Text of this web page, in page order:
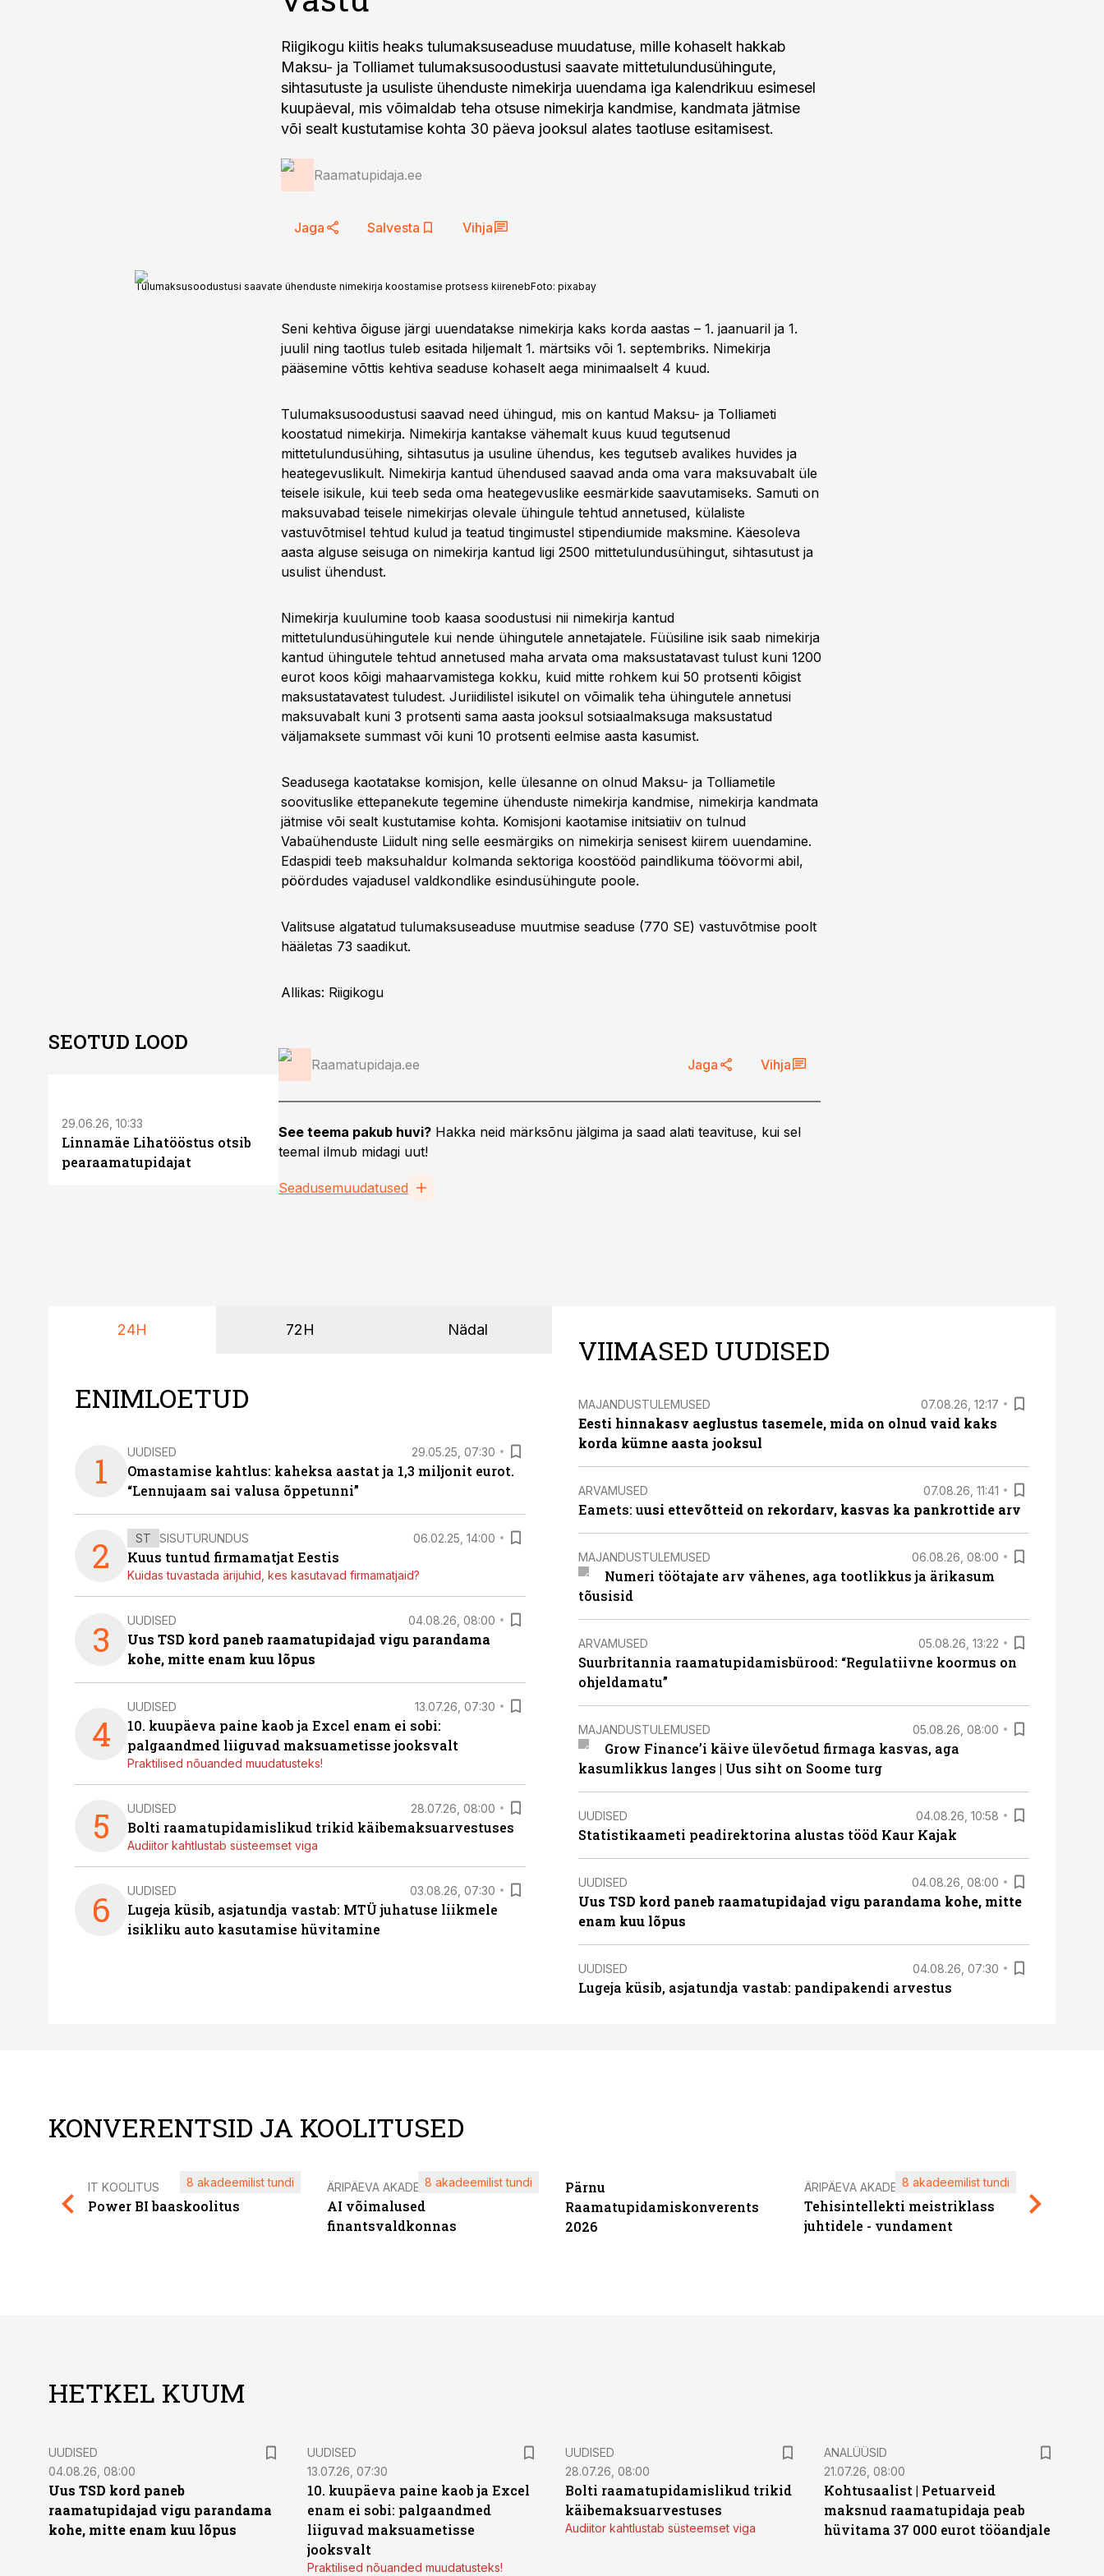
Riigikogu kiitis heaks tulumaksuseaduse muudatuse, mille kohaselt hakkab
Maksu- ja Tolliamet tulumaksusoodustusi saavate mittetulundusühingute,
sihtasutuste ja usuliste ühenduste nimekirja uuendama iga kalendrikuu esimesel
kuupäeval, mis võimaldab teha otsuse nimekirja kandmise, kandmata jätmise
või sealt kustutamise kohta 30 päeva jooksul alates taotluse esitamisest.
Raamatupidaja.ee
Jaga Salvesta Vihja
Tulumaksusoodustusi saavate ühenduste nimekirja koostamise protsess kiirenebFoto: pixabay
Seni kehtiva õiguse järgi uuendatakse nimekirja kaks korda aastas – 1. jaanuaril ja 1.
juulil ning taotlus tuleb esitada hiljemalt 1. märtsiks või 1. septembriks. Nimekirja
pääsemine võttis kehtiva seaduse kohaselt aega minimaalselt 4 kuud.
Tulumaksusoodustusi saavad need ühingud, mis on kantud Maksu- ja Tolliameti
koostatud nimekirja. Nimekirja kantakse vähemalt kuus kuud tegutsenud
mittetulundusühing, sihtasutus ja usuline ühendus, kes tegutseb avalikes huvides ja
heategevuslikult. Nimekirja kantud ühendused saavad anda oma vara maksuvabalt üle
teisele isikule, kui teeb seda oma heategevuslike eesmärkide saavutamiseks. Samuti on
maksuvabad teisele nimekirjas olevale ühingule tehtud annetused, külaliste
vastuvõtmisel tehtud kulud ja teatud tingimustel stipendiumide maksmine. Käesoleva
aasta alguse seisuga on nimekirja kantud ligi 2500 mittetulundusühingut, sihtasutust ja
usulist ühendust.
Nimekirja kuulumine toob kaasa soodustusi nii nimekirja kantud
mittetulundusühingutele kui nende ühingutele annetajatele. Füüsiline isik saab nimekirja
kantud ühingutele tehtud annetused maha arvata oma maksustatavast tulust kuni 1200
eurot koos kõigi mahaarvamistega kokku, kuid mitte rohkem kui 50 protsenti kõigist
maksustatavatest tuludest. Juriidilistel isikutel on võimalik teha ühingutele annetusi
maksuvabalt kuni 3 protsenti sama aasta jooksul sotsiaalmaksuga maksustatud
väljamaksete summast või kuni 10 protsenti eelmise aasta kasumist.
Seadusega kaotatakse komisjon, kelle ülesanne on olnud Maksu- ja Tolliametile
soovituslike ettepanekute tegemine ühenduste nimekirja kandmise, nimekirja kandmata
jätmise või sealt kustutamise kohta. Komisjoni kaotamise initsiatiiv on tulnud
Vabaühenduste Liidult ning selle eesmärgiks on nimekirja senisest kiirem uuendamine.
Edaspidi teeb maksuhaldur kolmanda sektoriga koostööd paindlikuma töövormi abil,
pöördudes vajadusel valdkondlike esindusühingute poole.
Valitsuse algatatud tulumaksuseaduse muutmise seaduse (770 SE) vastuvõtmise poolt
hääletas 73 saadikut.
Allikas: Riigikogu
Raamatupidaja.ee Jaga Vihja
See teema pakub huvi? Hakka neid märksõnu jälgima ja saad alati teavituse, kui sel
teemal ilmub midagi uut!
Seadusemuudatused
SEOTUD LOOD
29.06.26, 10:33
Linnamäe Lihatööstus otsib
pearaamatupidajat
24H 72H Nädal
ENIMLOETUD
1 UUDISED 29.05.25, 07:30
Omastamise kahtlus: kaheksa aastat ja 1,3 miljonit eurot.
“Lennujaam sai valusa õppetunni”
2 ST SISUTURUNDUS 06.02.25, 14:00
Kuus tuntud firmamatjat Eestis
Kuidas tuvastada ärijuhid, kes kasutavad firmamatjaid?
3 UUDISED 04.08.26, 08:00
Uus TSD kord paneb raamatupidajad vigu parandama
kohe, mitte enam kuu lõpus
4
UUDISED 13.07.26, 07:30
10. kuupäeva paine kaob ja Excel enam ei sobi:
palgaandmed liiguvad maksuametisse jooksvalt
Praktilised nõuanded muudatusteks!
5 UUDISED 28.07.26, 08:00
Bolti raamatupidamislikud trikid käibemaksuarvestuses
Audiitor kahtlustab süsteemset viga
6 UUDISED 03.08.26, 07:30
Lugeja küsib, asjatundja vastab: MTÜ juhatuse liikmele
isikliku auto kasutamise hüvitamine
VIIMASED UUDISED
MAJANDUSTULEMUSED 07.08.26, 12:17
Eesti hinnakasv aeglustus tasemele, mida on olnud vaid kaks
korda kümne aasta jooksul
ARVAMUSED 07.08.26, 11:41
Eamets: uusi ettevõtteid on rekordarv, kasvas ka pankrottide arv
MAJANDUSTULEMUSED 06.08.26, 08:00
Numeri töötajate arv vähenes, aga tootlikkus ja ärikasum
tõusisid
ARVAMUSED 05.08.26, 13:22
Suurbritannia raamatupidamisbürood: “Regulatiivne koormus on
ohjeldamatu”
MAJANDUSTULEMUSED 05.08.26, 08:00
Grow Finance’i käive ülevõetud firmaga kasvas, aga
kasumlikkus langes | Uus siht on Soome turg
UUDISED 04.08.26, 10:58
Statistikaameti peadirektorina alustas tööd Kaur Kajak
UUDISED 04.08.26, 08:00
Uus TSD kord paneb raamatupidajad vigu parandama kohe, mitte
enam kuu lõpus
UUDISED 04.08.26, 07:30
Lugeja küsib, asjatundja vastab: pandipakendi arvestus
KONVERENTSID JA KOOLITUSED
IT KOOLITUS
Power BI baaskoolitus
8 akadeemilist tundi ÄRIPÄEVA AKADEEMIA
AI võimalused
finantsvaldkonnas
8 akadeemilist tundi
Pärnu
Raamatupidamiskonverents
2026
ÄRIPÄEVA AKADEEMIA
Tehisintellekti meistriklass
juhtidele - vundament
8 akadeemilist tundi
HETKEL KUUM
UUDISED
04.08.26, 08:00
Uus TSD kord paneb
raamatupidajad vigu parandama
kohe, mitte enam kuu lõpus
UUDISED
13.07.26, 07:30
10. kuupäeva paine kaob ja Excel
enam ei sobi: palgaandmed
liiguvad maksuametisse
jooksvalt
Praktilised nõuanded muudatusteks!
UUDISED
28.07.26, 08:00
Bolti raamatupidamislikud trikid
käibemaksuarvestuses
Audiitor kahtlustab süsteemset viga
ANALÜÜSID
21.07.26, 08:00
Kohtusaalist | Petuarveid
maksnud raamatupidaja peab
hüvitama 37 000 eurot tööandjale